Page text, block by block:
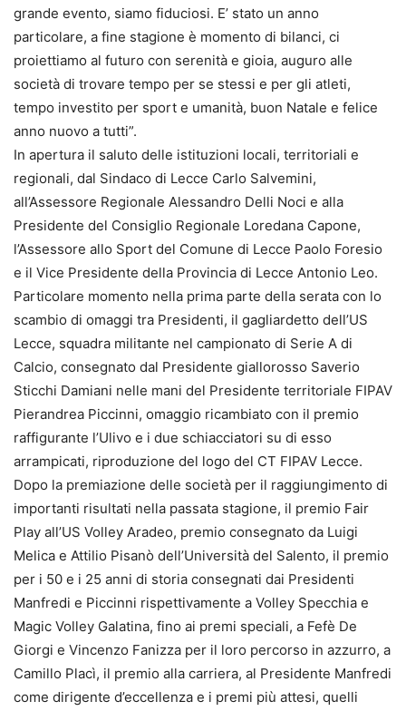
grande evento, siamo fiduciosi. E’ stato un anno
particolare, a fine stagione è momento di bilanci, ci
proiettiamo al futuro con serenità e gioia, auguro alle
società di trovare tempo per se stessi e per gli atleti,
tempo investito per sport e umanità, buon Natale e felice
anno nuovo a tutti”.
In apertura il saluto delle istituzioni locali, territoriali e
regionali, dal Sindaco di Lecce Carlo Salvemini,
all’Assessore Regionale Alessandro Delli Noci e alla
Presidente del Consiglio Regionale Loredana Capone,
l’Assessore allo Sport del Comune di Lecce Paolo Foresio
e il Vice Presidente della Provincia di Lecce Antonio Leo.
Particolare momento nella prima parte della serata con lo
scambio di omaggi tra Presidenti, il gagliardetto dell’US
Lecce, squadra militante nel campionato di Serie A di
Calcio, consegnato dal Presidente giallorosso Saverio
Sticchi Damiani nelle mani del Presidente territoriale FIPAV
Pierandrea Piccinni, omaggio ricambiato con il premio
raffigurante l’Ulivo e i due schiacciatori su di esso
arrampicati, riproduzione del logo del CT FIPAV Lecce.
Dopo la premiazione delle società per il raggiungimento di
importanti risultati nella passata stagione, il premio Fair
Play all’US Volley Aradeo, premio consegnato da Luigi
Melica e Attilio Pisanò dell’Università del Salento, il premio
per i 50 e i 25 anni di storia consegnati dai Presidenti
Manfredi e Piccinni rispettivamente a Volley Specchia e
Magic Volley Galatina, fino ai premi speciali, a Fefè De
Giorgi e Vincenzo Fanizza per il loro percorso in azzurro, a
Camillo Placì, il premio alla carriera, al Presidente Manfredi
come dirigente d’eccellenza e i premi più attesi, quelli